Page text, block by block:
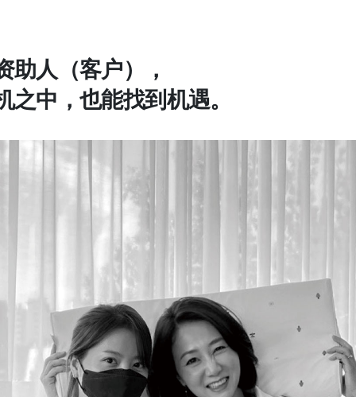
助人（客户），
之中，也能找到机遇。